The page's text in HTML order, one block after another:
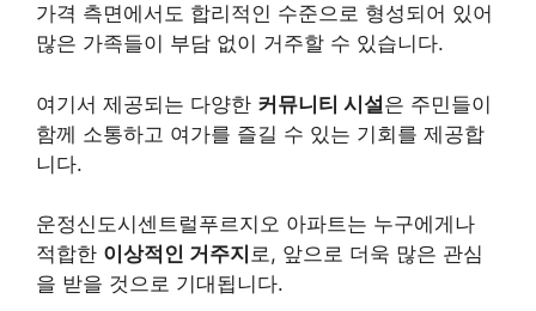
가격 측면에서도 합리적인 수준으로 형성되어 있어
많은 가족들이 부담 없이 거주할 수 있습니다.
여기서 제공되는 다양한 커뮤니티 시설은 주민들이
함께 소통하고 여가를 즐길 수 있는 기회를 제공합
니다.
운정신도시센트럴푸르지오 아파트는 누구에게나
적합한 이상적인 거주지 로, 앞으로 더욱 많은 관심
을 받을 것으로 기대됩니다.